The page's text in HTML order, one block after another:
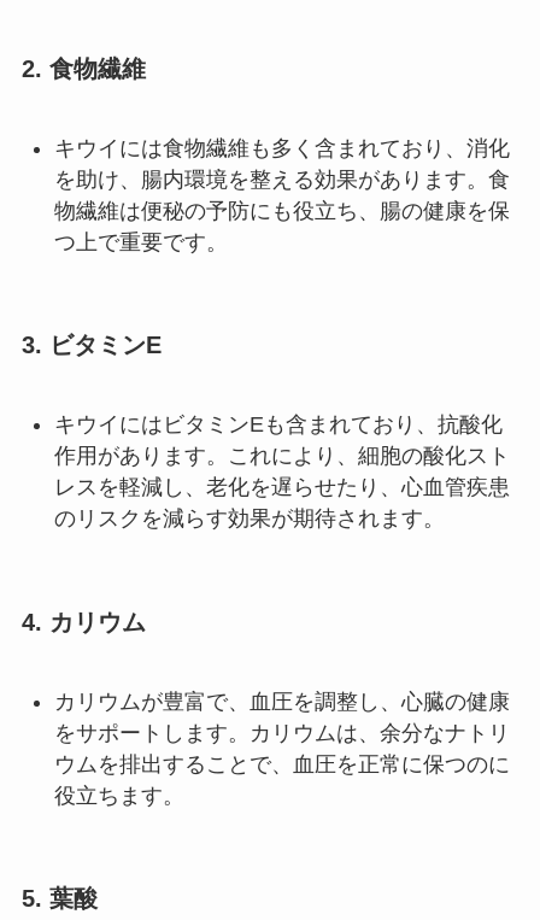
2. 食物繊維
キウイには食物繊維も多く含まれており、消化
を助け、腸内環境を整える効果があります。食
物繊維は便秘の予防にも役立ち、腸の健康を保
つ上で重要です。
3. ビタミンE
キウイにはビタミンEも含まれており、抗酸化
作用があります。これにより、細胞の酸化スト
レスを軽減し、老化を遅らせたり、心血管疾患
のリスクを減らす効果が期待されます。
4. カリウム
カリウムが豊富で、血圧を調整し、心臓の健康
をサポートします。カリウムは、余分なナトリ
ウムを排出することで、血圧を正常に保つのに
役立ちます。
5. 葉酸